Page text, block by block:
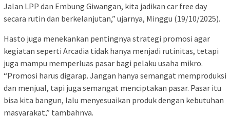
Jalan LPP dan Embung Giwangan, kita jadikan car free day
secara rutin dan berkelanjutan,” ujarnya, Minggu (19/10/2025).
Hasto juga menekankan pentingnya strategi promosi agar
kegiatan seperti Arcadia tidak hanya menjadi rutinitas, tetapi
juga mampu memperluas pasar bagi pelaku usaha mikro.
“Promosi harus digarap. Jangan hanya semangat memproduksi
dan menjual, tapi juga semangat menciptakan pasar. Pasar itu
bisa kita bangun, lalu menyesuaikan produk dengan kebutuhan
masyarakat,” tambahnya.